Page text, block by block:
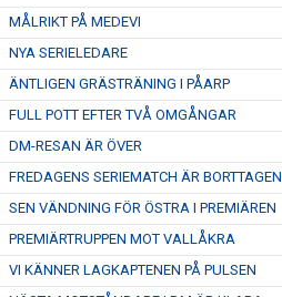
MÅLRIKT PÅ MEDEVI
NYA SERIELEDARE
ÄNTLIGEN GRÄSTRÄNING I PÅARP
FULL POTT EFTER TVÅ OMGÅNGAR
DM-RESAN ÄR ÖVER
FREDAGENS SERIEMATCH ÄR BORTTAGEN
SEN VÄNDNING FÖR ÖSTRA I PREMIÄREN
PREMIÄRTRUPPEN MOT VALLÅKRA
VI KÄNNER LAGKAPTENEN PÅ PULSEN